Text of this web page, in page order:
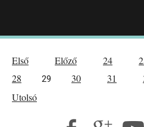
Első Előző 24
28
29 30 31
Utolsó